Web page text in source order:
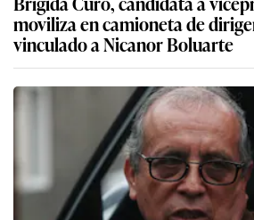
moviliza en camioneta de
vinculado a Nicanor Boluarte